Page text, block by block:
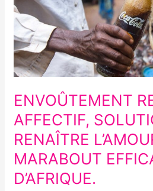
ENVOÛTEMENT
AFFECTIF,
RENAÎTRE
MARABOUT
D’AFRIQUE.
RENAÎTRE
L’AMOUR
MARABOUT
EFFICACE
D’AFRIQUE.